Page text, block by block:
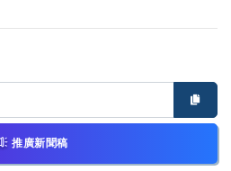
推廣新聞稿